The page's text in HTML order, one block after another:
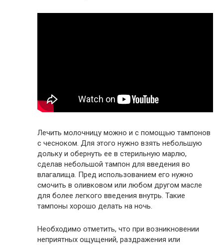
Лечить молочницу можно и с помощью тампонов
с чесноком. Для этого нужно взять небольшую
дольку и обернуть ее в стерильную марлю,
сделав небольшой тампон для введения во
влагалища. Пред использованием его нужно
смочить в оливковом или любом другом масле
для более легкого введения внутрь. Такие
тампоны хорошо делать на ночь.
Необходимо отметить, что при возникновении
неприятных ощущений, раздражения или